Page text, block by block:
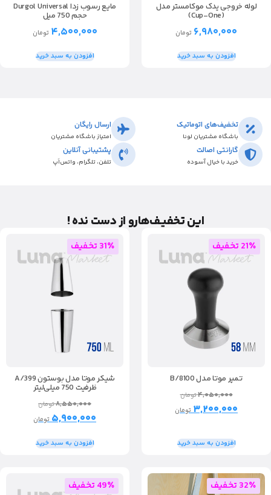
لوله خروجی یدک موکامستر مدل
(Cup-One)
۶,۹۸۰,۰۰۰ تومان
افزودن به سبد خرید
مایع رسوب زدا Durgol Universal
حجم 750 میل
۴,۵۰۰,۰۰۰ تومان
افزودن به سبد خرید
تخفیف‌های اتوماتیک
باشگاه مشتریان لونا
ارسال رایگان
امتیاز باشگاه مشتریان
گارانتی اصالت
خرید با خیال آسوده
پشتیبانی آنلاین
تلفن، تلگرام، واتس‌اَپ
این تخفیـف‌هارو از دست نده !
21٪ تخفیف
تمپر موتا مدل 8100/B
۴,۰۵۰,۰۰۰تومان
۳,۲۰۰,۰۰۰تومان
افزودن به سبد خرید
31٪ تخفیف
شیکر موتا مدل بوستون 399/A
ظرفیت 750 میلی‌لیتر
۸,۵۵۰,۰۰۰تومان
۵,۹۰۰,۰۰۰تومان
افزودن به سبد خرید
32٪ تخفیف 49٪ تخفیف